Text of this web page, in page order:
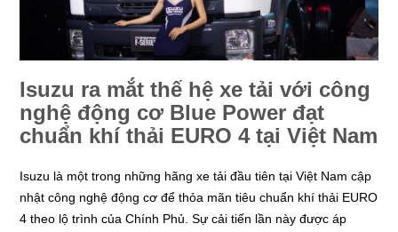
Isuzu ra mắt thế hệ xe tải với công
nghệ động cơ Blue Power đạt
chuẩn khí thải EURO 4 tại Việt Nam
Isuzu là một trong những hãng xe tải đầu tiên tại Việt Nam cập
nhật công nghệ động cơ để thỏa mãn tiêu chuẩn khí thải EURO
4 theo lộ trình của Chính Phủ. Sự cải tiến lần này được áp